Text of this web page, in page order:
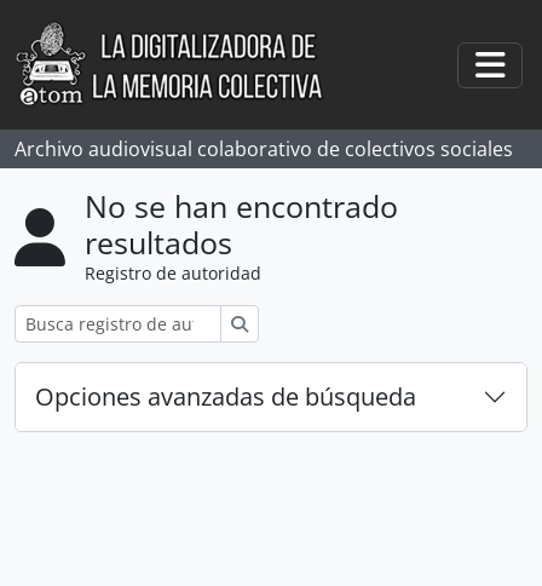
Skip to main content
Archivo audiovisual colaborativo de colectivos sociales
No se han encontrado
resultados
Registro de autoridad
Opciones avanzadas de búsqueda